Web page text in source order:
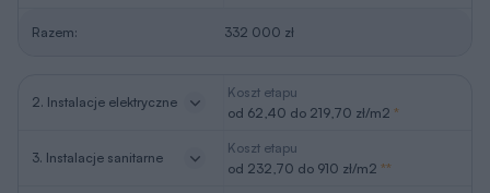
Razem: 332 000 zł
2. Instalacje elektryczne
Koszt etapu
od 62,40 do 219,70 zł/m2 *
3. Instalacje sanitarne
Koszt etapu
od 232,70 do 910 zł/m2 **